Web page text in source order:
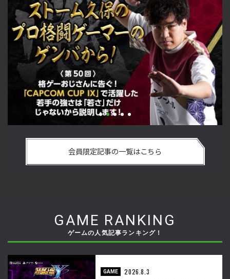
の強さは 「若さ」だけじゃないから説明します！【ストーム
久保のプロ格闘ゲーマーのゲンバから！ 第50回】
会員限定記事の一覧はこちら
GAME RANKING
ゲームの人気記事ランキング！
GAME
2026.8.3